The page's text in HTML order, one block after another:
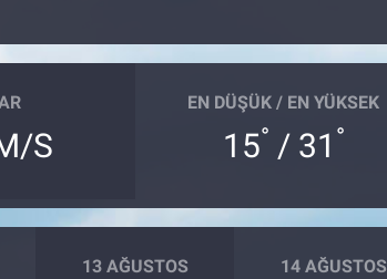
S
EN DÜŞÜK / EN YÜKSEK
15° / 31 °
13 AĞUSTOS 14 AĞUSTOS